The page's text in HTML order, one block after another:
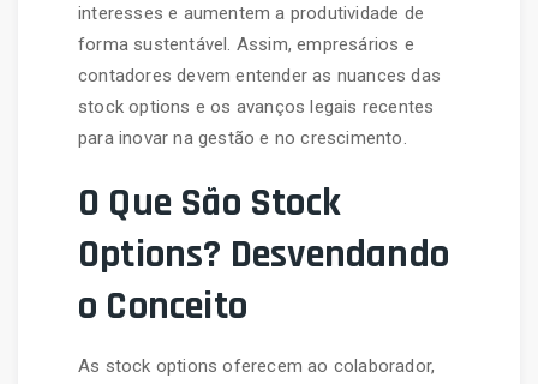
interesses e aumentem a produtividade de
forma sustentável. Assim, empresários e
contadores devem entender as nuances das
stock options e os avanços legais recentes
para inovar na gestão e no crescimento.
O Que São Stock
Options? Desvendando
o Conceito
As stock options oferecem ao colaborador,